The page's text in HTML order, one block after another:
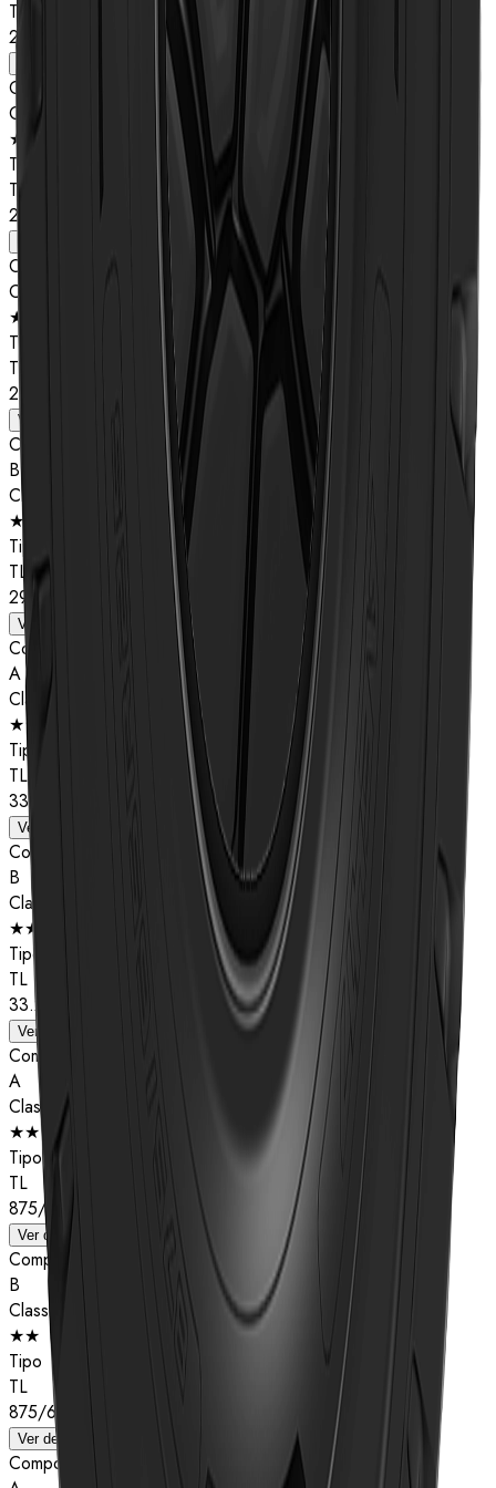
TL
26.5R25
Composto
Classificação de estrelas
★★
Tipo
TL
29.5R25
Composto
Classificação de estrelas
★★
Tipo
TL
29.5R25
Ver detalhes
Composto
B
Classificação de estrelas
★★
Tipo
TL
29.5R25
Ver detalhes
Composto
A
Classificação de estrelas
★★
Tipo
TL
33.25R29
Ver detalhes
Composto
B
Classificação de estrelas
★★
Tipo
TL
33.25R29
Ver detalhes
Composto
A
Classificação de estrelas
★★
Tipo
TL
875/65R29
Ver detalhes
Composto
B
Classificação de estrelas
★★
Tipo
TL
875/65R29
Ver detalhes
Composto